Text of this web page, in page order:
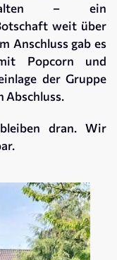
– ein
weit über
Anschluss gab es
Popcorn und
der Gruppe
Abschluss.
dran. Wir